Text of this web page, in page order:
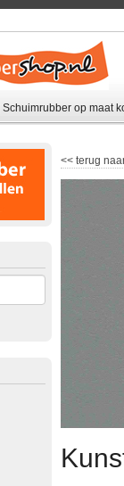
op maat
<< terug